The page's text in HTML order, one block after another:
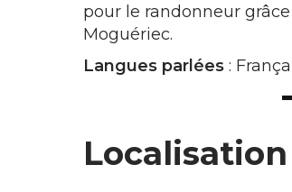
pour le randonneur
Moguériec.
Langues parlées :
Localisation